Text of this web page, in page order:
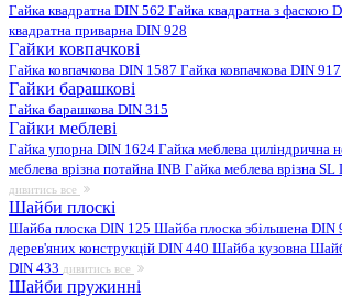
Гайка квадратна DIN 562 Гайка квадратна з фаскою
квадратна приварна DIN 928
Гайки ковпачкові
Гайка ковпачкова DIN 1587 Гайка ковпачкова DIN 917
Гайки барашкові
Гайка барашкова DIN 315
Гайки меблеві
Гайка упорна DIN 1624 Гайка меблева циліндрична
меблева врізна потайна INB Гайка меблева врізна SL
дивитись все
Шайби плоскі
Шайба плоска DIN 125 Шайба плоска збільшена DIN
дерев'яних конструкцій DIN 440 Шайба кузовна
DIN 433 дивитись все
Шайби пружинні